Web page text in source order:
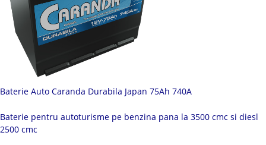
Baterie Auto Caranda Durabila Japan 75Ah 740A
Baterie pentru autoturisme pe benzina pana la 3500 cmc si diesl
2500 cmc